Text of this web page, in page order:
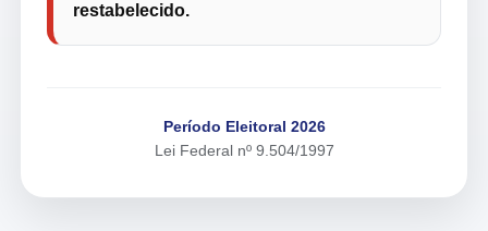
restabelecido.
Período Eleitoral 2026
Lei Federal nº 9.504/1997